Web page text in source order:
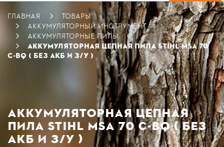
ГЛАВНАЯ
ТОВАРЫ
АККУМУЛЯТОРНЫЙ ИНСТРУМЕНТ
АККУМУЛЯТОРНЫЕ ПИЛЫ
АККУМУЛЯТОРНАЯ ЦЕПНАЯ ПИЛА STIHL MSA 70
C-BQ ( БЕЗ АКБ И З/У )
АККУМУЛЯТОРНАЯ ЦЕПНАЯ
ПИЛА STIHL MSA 70 C-BQ ( БЕЗ
АКБ И З/У )